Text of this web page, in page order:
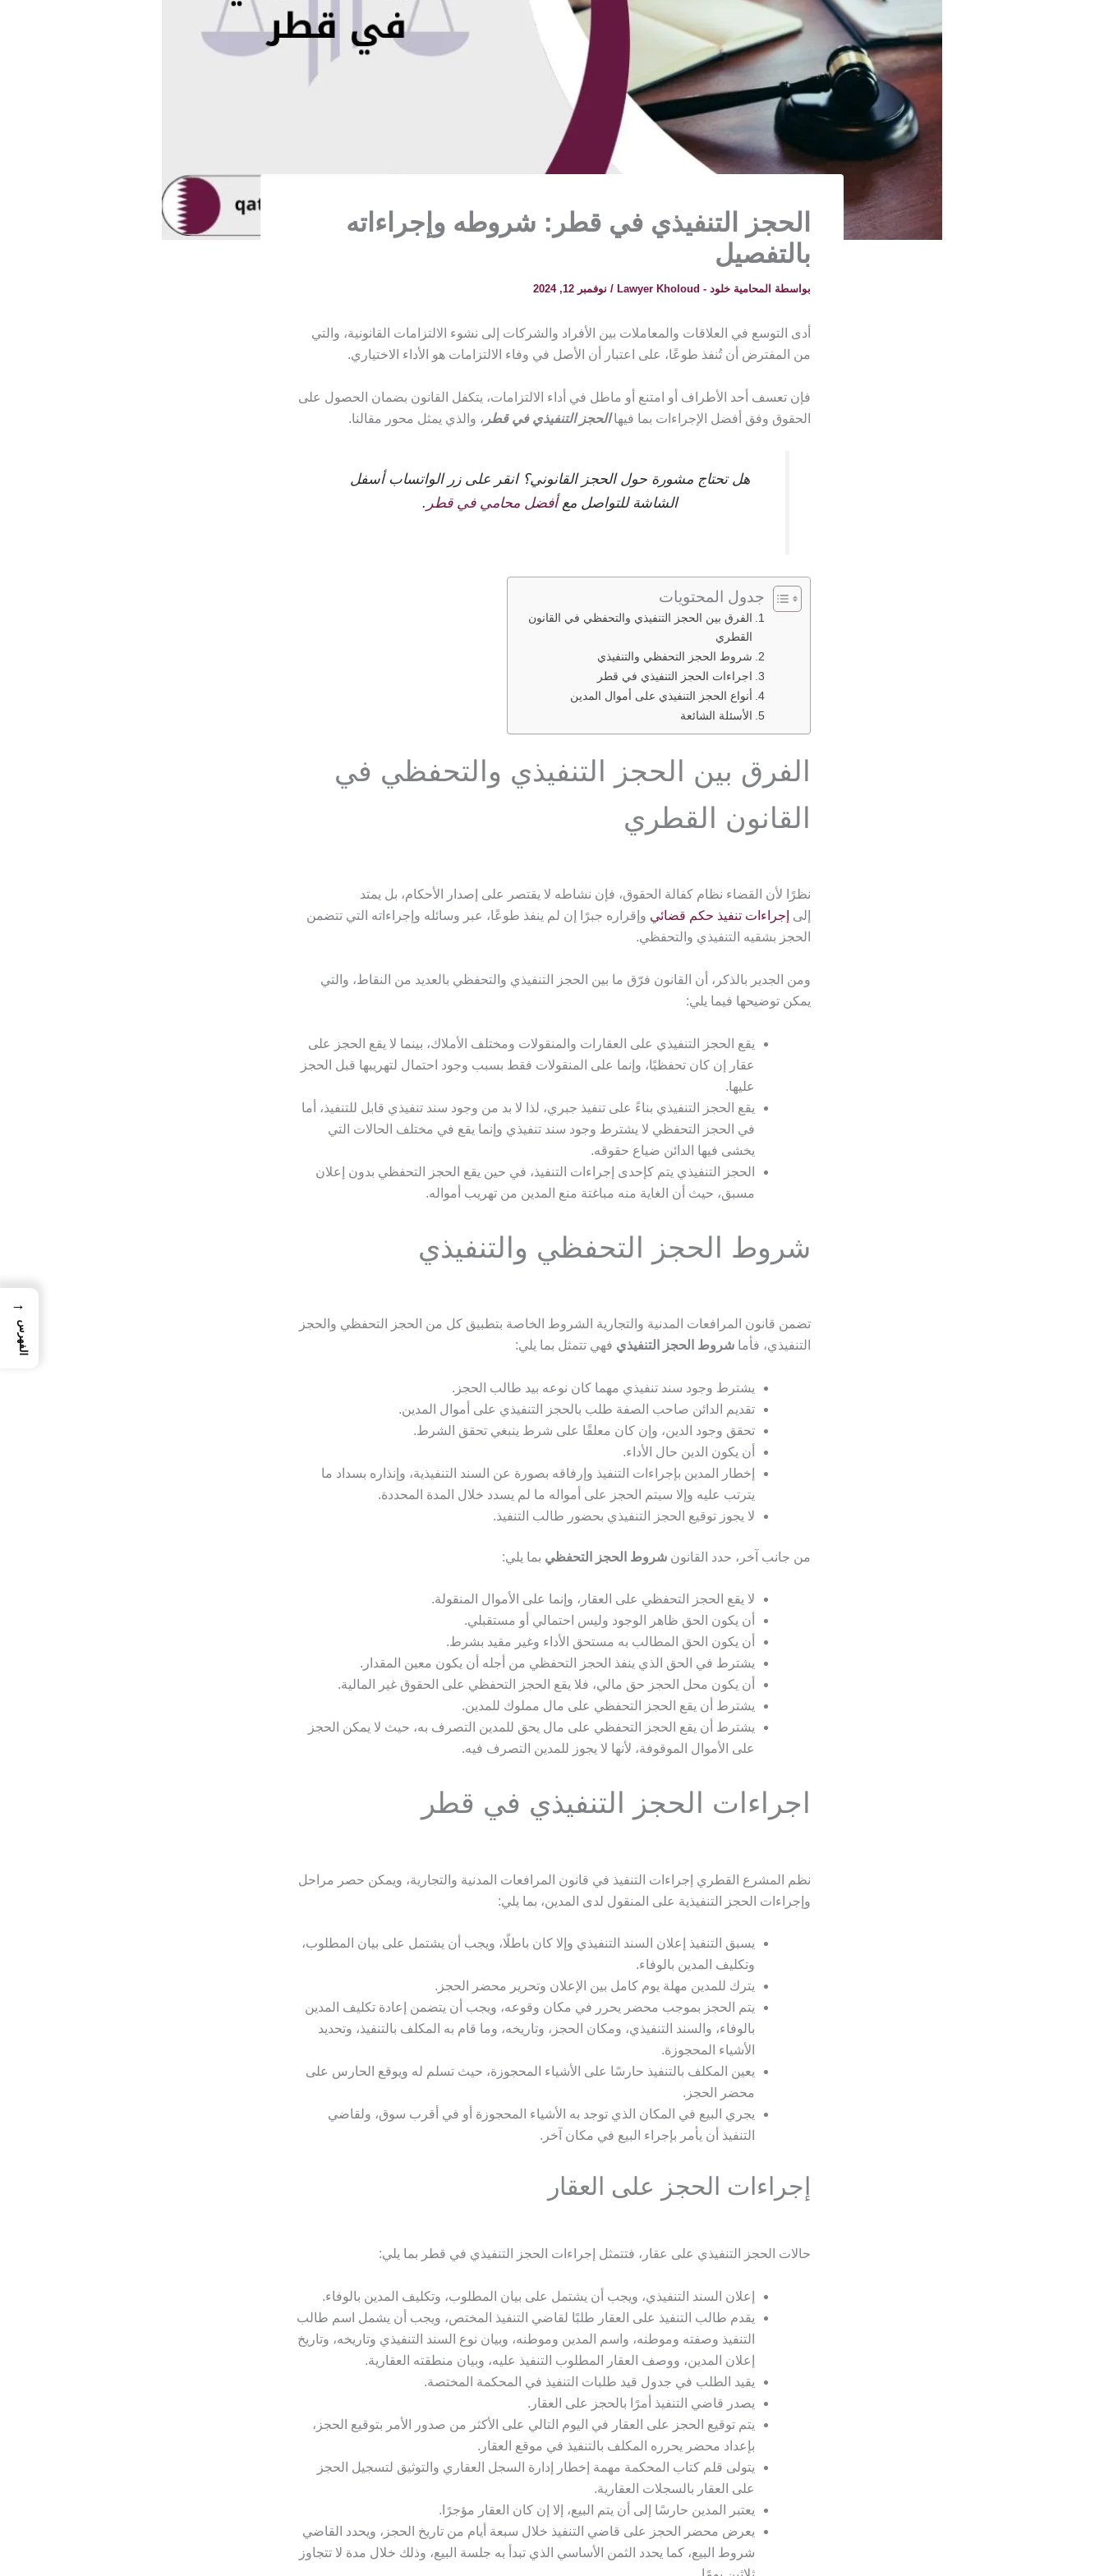
الحجز التنفيذي في قطر: شروطه وإجراءاته
بالتفصيل
بواسطة المحامية خلود - Lawyer Kholoud / نوفمبر 12, 2024
أدى التوسع في العلاقات والمعاملات بين الأفراد والشركات إلى نشوء الالتزامات القانونية، والتي
من المفترض أن تُنفذ طوعًا، على اعتبار أن الأصل في وفاء الالتزامات هو الأداء الاختياري.
فإن تعسف أحد الأطراف أو امتنع أو ماطل في أداء الالتزامات، يتكفل القانون بضمان الحصول على
الحقوق وفق أفضل الإجراءات بما فيهاالحجز التنفيذي في قطر ، والذي يمثل محور مقالنا.
هل تحتاج مشورة حول الحجز القانوني؟ انقر على زر الواتساب أسفل
الشاشة للتواصل معأفضل محامي في قطر .
جدول المحتويات
الفرق بين الحجز التنفيذي والتحفظي في القانون
القطري
شروط الحجز التحفظي والتنفيذي
اجراءات الحجز التنفيذي في قطر
أنواع الحجز التنفيذي على أموال المدين
الأسئلة الشائعة
الفرق بين الحجز التنفيذي والتحفظي في
القانون القطري
نظرًا لأن القضاء نظام كفالة الحقوق، فإن نشاطه لا يقتصر على إصدار الأحكام، بل يمتد
إلى إجراءات تنفيذ حكم قضائي وإقراره جبرًا إن لم ينفذ طوعًا، عبر وسائله وإجراءاته التي تتضمن
الحجز بشقيه التنفيذي والتحفظي.
ومن الجدير بالذكر، أن القانون فرّق ما بين الحجز التنفيذي والتحفظي بالعديد من النقاط، والتي
يمكن توضيحها فيما يلي:
يقع الحجز التنفيذي على العقارات والمنقولات ومختلف الأملاك، بينما لا يقع الحجز على
عقار إن كان تحفظيًا، وإنما على المنقولات فقط بسبب وجود احتمال لتهريبها قبل الحجز
عليها.
يقع الحجز التنفيذي بناءً على تنفيذ جبري، لذا لا بد من وجود سند تنفيذي قابل للتنفيذ، أما
في الحجز التحفظي لا يشترط وجود سند تنفيذي وإنما يقع في مختلف الحالات التي
يخشى فيها الدائن ضياع حقوقه.
الحجز التنفيذي يتم كإحدى إجراءات التنفيذ، في حين يقع الحجز التحفظي بدون إعلان
مسبق، حيث أن الغاية منه مباغتة منع المدين من تهريب أمواله.
شروط الحجز التحفظي والتنفيذي
تضمن قانون المرافعات المدنية والتجارية الشروط الخاصة بتطبيق كل من الحجز التحفظي والحجز
التنفيذي، فأما شروط الحجز التنفيذي فهي تتمثل بما يلي:
يشترط وجود سند تنفيذي مهما كان نوعه بيد طالب الحجز.
تقديم الدائن صاحب الصفة طلب بالحجز التنفيذي على أموال المدين.
تحقق وجود الدين، وإن كان معلقًا على شرط ينبغي تحقق الشرط.
أن يكون الدين حال الأداء.
إخطار المدين بإجراءات التنفيذ وإرفاقه بصورة عن السند التنفيذية، وإنذاره بسداد ما
يترتب عليه وإلا سيتم الحجز على أمواله ما لم يسدد خلال المدة المحددة.
لا يجوز توقيع الحجز التنفيذي بحضور طالب التنفيذ.
من جانب آخر، حدد القانون شروط الحجز التحفظي بما يلي:
لا يقع الحجز التحفظي على العقار، وإنما على الأموال المنقولة.
أن يكون الحق ظاهر الوجود وليس احتمالي أو مستقبلي.
أن يكون الحق المطالب به مستحق الأداء وغير مقيد بشرط.
يشترط في الحق الذي ينفذ الحجز التحفظي من أجله أن يكون معين المقدار.
أن يكون محل الحجز حق مالي، فلا يقع الحجز التحفظي على الحقوق غير المالية.
يشترط أن يقع الحجز التحفظي على مال مملوك للمدين.
يشترط أن يقع الحجز التحفظي على مال يحق للمدين التصرف به، حيث لا يمكن الحجز
على الأموال الموقوفة، لأنها لا يجوز للمدين التصرف فيه.
اجراءات الحجز التنفيذي في قطر
نظم المشرع القطري إجراءات التنفيذ في قانون المرافعات المدنية والتجارية، ويمكن حصر مراحل
وإجراءات الحجز التنفيذية على المنقول لدى المدين، بما يلي:
يسبق التنفيذ إعلان السند التنفيذي وإلا كان باطلًا، ويجب أن يشتمل على بيان المطلوب،
وتكليف المدين بالوفاء.
يترك للمدين مهلة يوم كامل بين الإعلان وتحرير محضر الحجز.
يتم الحجز بموجب محضر يحرر في مكان وقوعه، ويجب أن يتضمن إعادة تكليف المدين
بالوفاء، والسند التنفيذي، ومكان الحجز، وتاريخه، وما قام به المكلف بالتنفيذ، وتحديد
الأشياء المحجوزة.
يعين المكلف بالتنفيذ حارسًا على الأشياء المحجوزة، حيث تسلم له ويوقع الحارس على
محضر الحجز.
يجري البيع في المكان الذي توجد به الأشياء المحجوزة أو في أقرب سوق، ولقاضي
التنفيذ أن يأمر بإجراء البيع في مكان آخر.
إجراءات الحجز على العقار
حالات الحجز التنفيذي على عقار، فتتمثل إجراءات الحجز التنفيذي في قطر بما يلي:
إعلان السند التنفيذي، ويجب أن يشتمل على بيان المطلوب، وتكليف المدين بالوفاء.
يقدم طالب التنفيذ على العقار طلبًا لقاضي التنفيذ المختص، ويجب أن يشمل اسم طالب
التنفيذ وصفته وموطنه، واسم المدين وموطنه، وبيان نوع السند التنفيذي وتاريخه، وتاريخ
إعلان المدين، ووصف العقار المطلوب التنفيذ عليه، وبيان منطقته العقارية.
يقيد الطلب في جدول قيد طلبات التنفيذ في المحكمة المختصة.
يصدر قاضي التنفيذ أمرًا بالحجز على العقار.
يتم توقيع الحجز على العقار في اليوم التالي على الأكثر من صدور الأمر بتوقيع الحجز،
بإعداد محضر يحرره المكلف بالتنفيذ في موقع العقار.
يتولى قلم كتاب المحكمة مهمة إخطار إدارة السجل العقاري والتوثيق لتسجيل الحجز
على العقار بالسجلات العقارية.
يعتبر المدين حارسًا إلى أن يتم البيع، إلا إن كان العقار مؤجرًا.
يعرض محضر الحجز على قاضي التنفيذ خلال سبعة أيام من تاريخ الحجز، ويحدد القاضي
شروط البيع، كما يحدد الثمن الأساسي الذي تبدأ به جلسة البيع، وذلك خلال مدة لا تتجاوز
→
الفهرس